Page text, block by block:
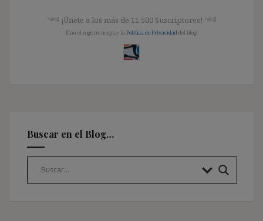
༺ ¡Únete a los más de 11.500 Suscriptores! ༺
[Con el registro aceptas la Política de Privacidaddel blog]
Buscar en el Blog…